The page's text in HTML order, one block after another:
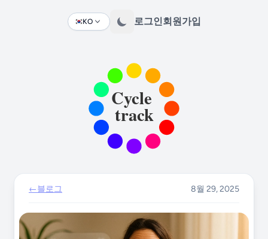
KO
Change language 로그인회원가입
←블로그 8월 29, 2025